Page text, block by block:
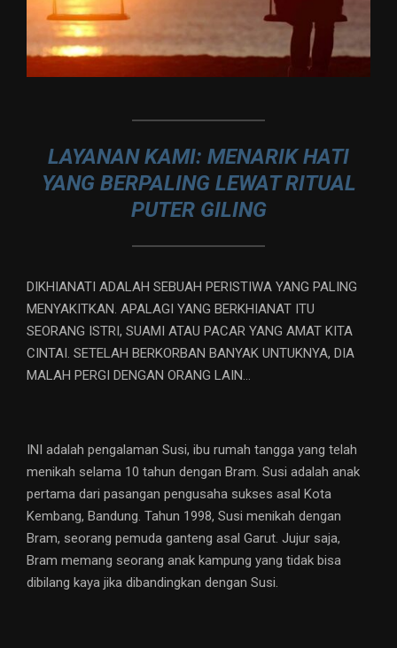
LAYANAN KAMI: MENARIK HATI
YANG BERPALING LEWAT RITUAL
PUTER GILING
DIKHIANATI ADALAH SEBUAH PERISTIWA YANG PALING
MENYAKITKAN. APALAGI YANG BERKHIANAT ITU
SEORANG ISTRI, SUAMI ATAU PACAR YANG AMAT KITA
CINTAI. SETELAH BERKORBAN BANYAK UNTUKNYA, DIA
MALAH PERGI DENGAN ORANG LAIN…
INI adalah pengalaman Susi, ibu rumah tangga yang telah
menikah selama 10 tahun dengan Bram. Susi adalah anak
pertama dari pasangan pengusaha sukses asal Kota
Kembang, Bandung. Tahun 1998, Susi menikah dengan
Bram, seorang pemuda ganteng asal Garut. Jujur saja,
Bram memang seorang anak kampung yang tidak bisa
dibilang kaya jika dibandingkan dengan Susi.